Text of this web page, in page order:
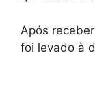
Após
foi levado à